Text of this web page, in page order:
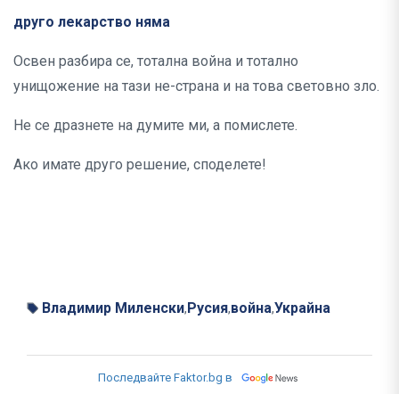
друго лекарство няма
Освен разбира се, тотална война и тотално
унищожение на тази не-страна и на това световно зло.
Не се дразнете на думите ми, а помислете.
Ако имате друго решение, споделете!
Владимир Миленски, Русия,война,Украйна
Последвайте Faktor.bg в